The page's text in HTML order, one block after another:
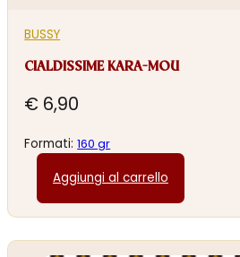
BUSSY
CIALDISSIME KARA-MOU
€ 6,90
Formati:160 gr
Aggiungi al carrello